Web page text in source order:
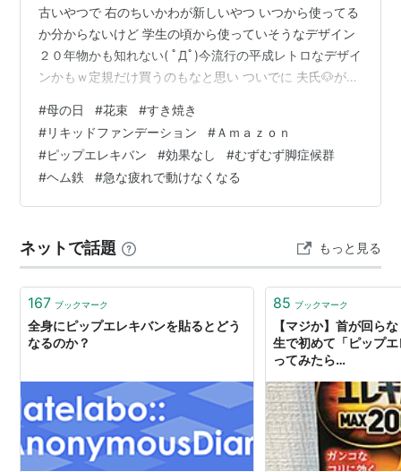
古いやつで 右のちいかわが新しいやつ いつから使ってる
か分からないけど 学生の頃から使っていそうなデザイン
２０年物かも知れない( ﾟДﾟ)今流行の平成レトロなデザイ
ンかもｗ定規だけ買うのもなと思い ついでに 夫氏🐶が好
は母の日でお花を渡しに実家へ帰りました🌼花束にして
もらいました🥰💕 その時にもらった 葉山椒のタケノコ
美味しかった😋💕 土曜は夫氏🐶実家に行ったので その時
に頂いた 牛肉で 久々のすき焼き🍲✨ 久々のすき焼き🍲で
元気が出ました✨ 昨日の昼んぽのとっかりくん 暑そうで
#母の日 #花束 #すき焼き
#リキッドファンデーション #Ａｍａｚｏｎ
#ピップエレキバン #効果なし #むずむず脚症候群
#ヘム鉄 #急な疲れで動けなくなる
ネットで話題 もっと見る
167 ブックマーク
全身にピップエレキバンを貼るとどう
なるのか？
85 ブックマーク
【マジか】首が回ら
生で初めて「ピップ
ってみたら…